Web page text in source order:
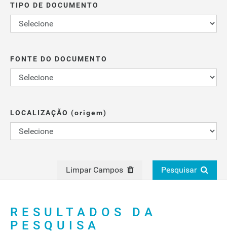
TIPO DE DOCUMENTO
FONTE DO DOCUMENTO
LOCALIZAÇÃO (origem)
Pesquisar
Limpar Campos
RESULTADOS DA
PESQUISA